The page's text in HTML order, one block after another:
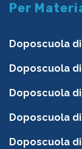
Per
Doposcuola di
Doposcuola
Doposcuola
Doposcuola
Doposcuola